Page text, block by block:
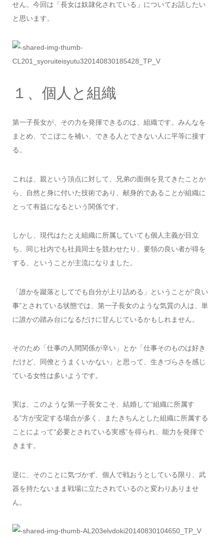
せん。今回は「長女は奴隷化されている」についてお話したい
と思います。
１、個人と組織
第一子長女が、その力を発揮できるのは、組織です。みんなを
まとめ、でこぼこを補い、できる人とできない人に平等に接す
る。
これは、親という頂点に対して、兄弟の面倒を見てきたことか
ら、自然と身に付いた技術であり、献身的であることが組織に
とって有益になるという関係です。
しかし、現代はたとえ組織に所属していても個人主義が目立
ち、同じ社内でも社員同士を競わせたり、要領の良い者が得を
する、ということが主流になりました。
「誰かを蹴落としてでも自分が上り詰める」ということが“良い
事”とされている状態では、第一子長女のような気質の人は、単
に誰かの踏み台になるだけに甘んじているかもしれません。
そのため「仕事の人間関係が辛い」とか「仕事そのものは好き
だけど、同僚とうまくいかない」と思って、生きづらさを感じ
ている女性は多いようです。
実は、このような第一子長女こそ、結婚して“組織に所属す
る”方が安定する場合が多く、またきちんとした組織に所属する
ことによって“必要とされている実感”を得られ、能力を発揮で
きます。
逆に、そのことに気づかず、個人で戦おうとしている限り、武
器を持たないまま戦場に立たされているのと変わりありませ
ん。